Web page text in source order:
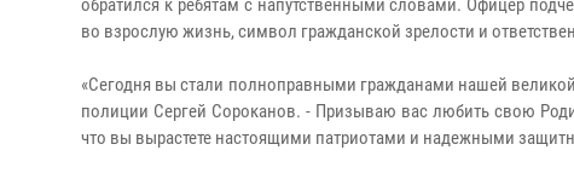
обратился к ребятам с напутственными словами. Офицер
во взрослую жизнь, символ гражданской зрелости и
«Сегодня вы стали полноправными гражданами нашей
полиции Сергей Сороканов. - Призываю вас любить свою
что вы вырастете настоящими патриотами и надежными